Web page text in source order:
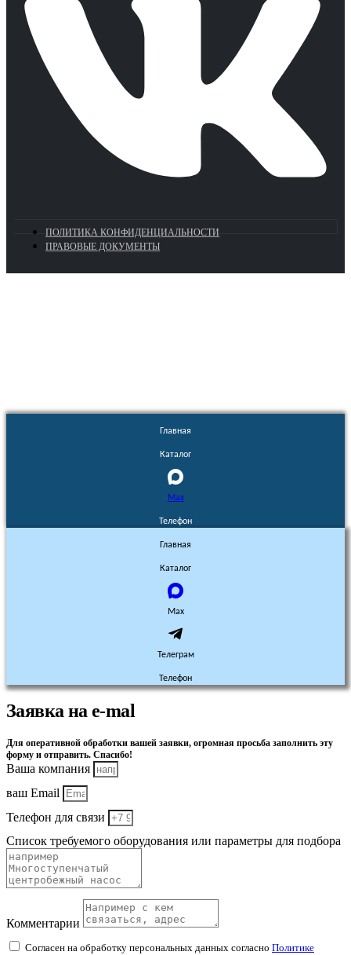
ПОЛИТИКА КОНФИДЕНЦИАЛЬНОСТИ
ПРАВОВЫЕ ДОКУМЕНТЫ
Главная
Каталог
Max
Телефон
Главная
Каталог
Max
Телеграм
Телефон
Заявка на e-mal
Для оперативной обработки вашей заявки, огромная просьба заполнить эту
форму и отправить. Спасибо!
Ваша компания
ваш Email
Телефон для связи
Список требуемого оборудования или параметры для подбора
Комментарии
Согласен на обработку персональных данных согласно Политике